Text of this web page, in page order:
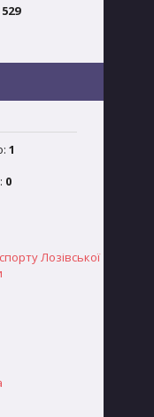
529
1
0
Лозівської